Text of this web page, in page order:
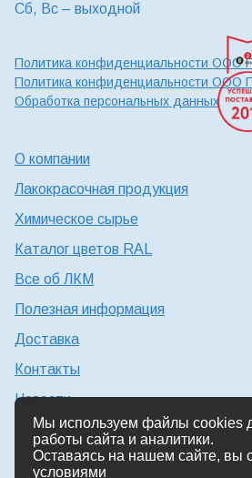
Сб, Вс – выходной
Политика конфиденциальности ООО
Политика конфиденциальности ООО
Обработка персональных данных
О компании
Лакокрасочная продукция
Химическое сырье
Каталог цветов RAL
Все об ЛКМ
Полезная информация
Доставка
Контакты
Новости
Консультация технолога
Работа в Химтэк
Мы используем файлы cookies
работы сайта и аналитики.
Оставаясь на нашем сайте, вы
условиями